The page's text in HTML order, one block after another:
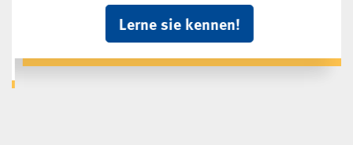
Lerne sie kennen!